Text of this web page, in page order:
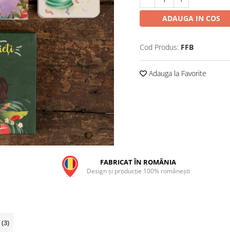
ADAUGA IN COS
Cod Produs: FFB
Adauga la Favorite
FABRICAT ÎN ROMÂNIA
Design și producție 100% românești
(3)